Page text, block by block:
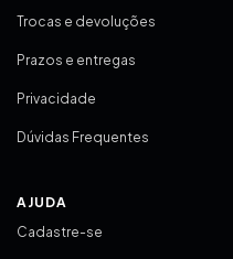
Trocas e devoluções
Prazos e entregas
Privacidade
Dúvidas Frequentes
AJUDA
Cadastre-se